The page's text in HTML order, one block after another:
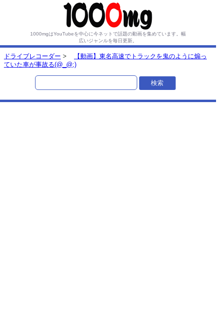
1000mgはYouTubeを中心に今ネットで話題の動画を集めています。 幅
広いジャンルを毎日更新。
ドライブレコーダー >
【動画】東名高速でトラックを鬼のように煽っ
ていた車が事故る(@_@;)